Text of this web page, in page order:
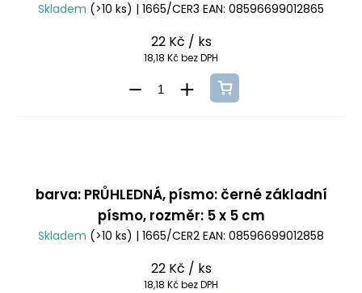
Skladem (>10 ks) | 1665/CER3 EAN: 08596699012865
22 Kč / ks
18,18 Kč bez DPH
barva: PRŮHLEDNÁ, písmo: černé základní
písmo, rozměr: 5 x 5 cm
Skladem (>10 ks) | 1665/CER2 EAN: 08596699012858
22 Kč / ks
18,18 Kč bez DPH